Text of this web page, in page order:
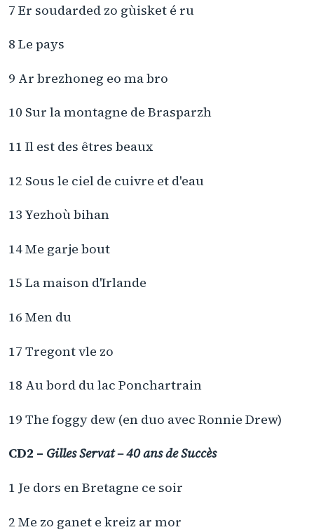
7 Er soudarded zo gùisket é ru
8 Le pays
9 Ar brezhoneg eo ma bro
10 Sur la montagne de Brasparzh
11 Il est des êtres beaux
12 Sous le ciel de cuivre et d'eau
13 Yezhoù bihan
14 Me garje bout
15 La maison d'Irlande
16 Men du
17 Tregont vle zo
18 Au bord du lac Ponchartrain
19 The foggy dew (en duo avec Ronnie Drew)
CD2 – Gilles Servat – 40 ans de Succès
1 Je dors en Bretagne ce soir
2 Me zo ganet e kreiz ar mor